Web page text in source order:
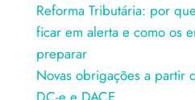
Reforma Tributária: por
ficar em alerta e como os
preparar
Novas obrigações a partir